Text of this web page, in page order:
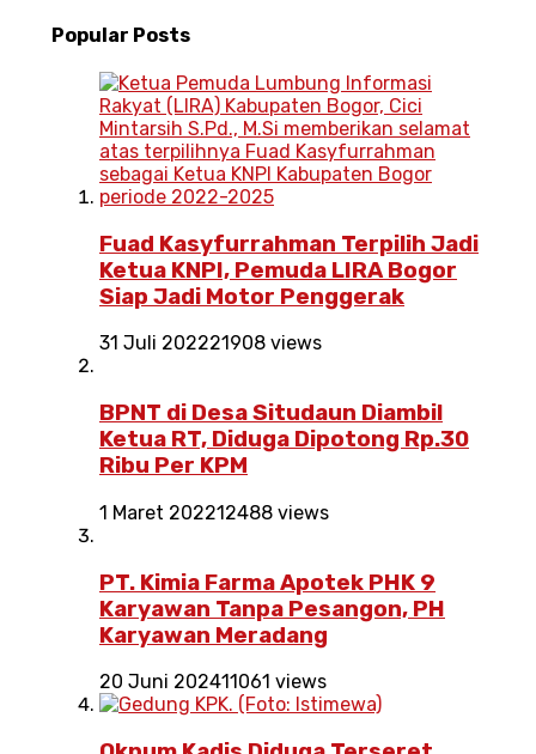
Popular Posts
Fuad Kasyfurrahman Terpilih Jadi
Ketua KNPI, Pemuda LIRA Bogor
Siap Jadi Motor Penggerak
31 Juli 202221908 views
BPNT di Desa Situdaun Diambil
Ketua RT, Diduga Dipotong Rp.30
Ribu Per KPM
1 Maret 202212488 views
PT. Kimia Farma Apotek PHK 9
Karyawan Tanpa Pesangon, PH
Karyawan Meradang
20 Juni 202411061 views